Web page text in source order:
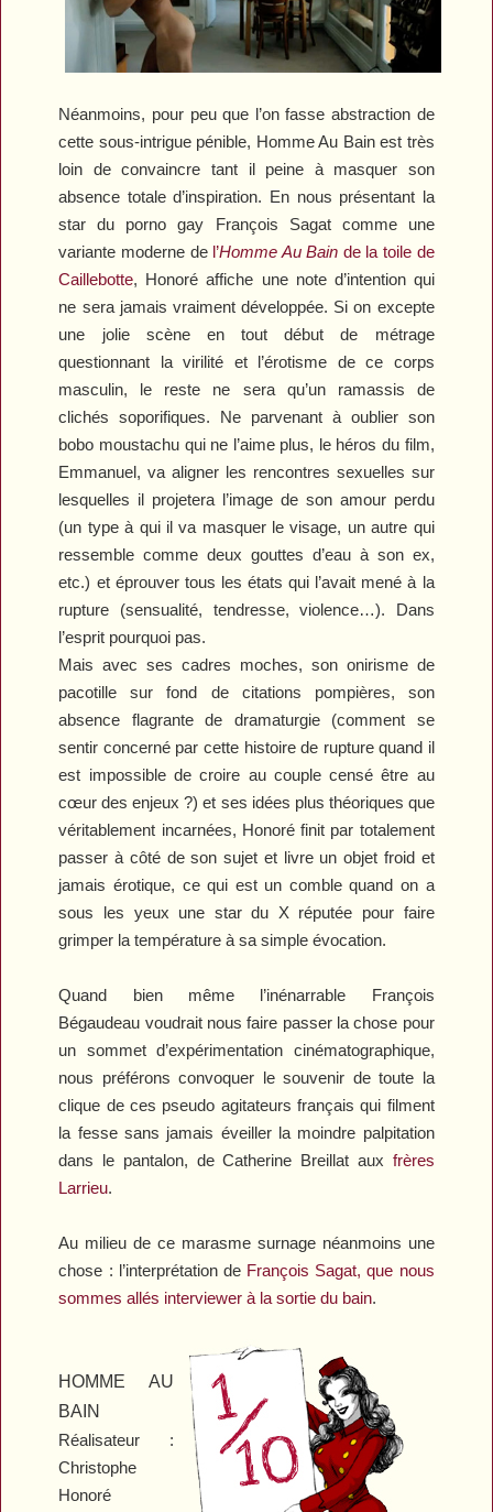
Néanmoins, pour peu que l’on fasse abstraction de
cette sous-intrigue pénible, Homme Au Bainest très
loin de convaincre tant il peine à masquer son
absence totale d’inspiration. En nous présentant la
star du porno gay François Sagat comme une
variante moderne de l’Homme Au Bain de la toile de
Caillebotte, Honoré affiche une note d’intention qui
ne sera jamais vraiment développée. Si on excepte
une jolie scène en tout début de métrage
questionnant la virilité et l’érotisme de ce corps
masculin, le reste ne sera qu’un ramassis de
clichés soporifiques. Ne parvenant à oublier son
bobo moustachu qui ne l’aime plus, le héros du film,
Emmanuel, va aligner les rencontres sexuelles sur
lesquelles il projetera l’image de son amour perdu
(un type à qui il va masquer le visage, un autre qui
ressemble comme deux gouttes d’eau à son ex,
etc.) et éprouver tous les états qui l’avait mené à la
rupture (sensualité, tendresse, violence…). Dans
l’esprit pourquoi pas.
Mais avec ses cadres moches, son onirisme de
pacotille sur fond de citations pompières, son
absence flagrante de dramaturgie (comment se
sentir concerné par cette histoire de rupture quand il
est impossible de croire au couple censé être au
cœur des enjeux ?) et ses idées plus théoriques que
véritablement incarnées, Honoré finit par totalement
passer à côté de son sujet et livre un objet froid et
jamais érotique, ce qui est un comble quand on a
sous les yeux une star du X réputée pour faire
grimper la température à sa simple évocation.
Quand bien même l’inénarrable François
Bégaudeau voudrait nous faire passer la chose pour
un sommet d’expérimentation cinématographique,
nous préférons convoquer le souvenir de toute la
clique de ces pseudo agitateurs français qui filment
la fesse sans jamais éveiller la moindre palpitation
dans le pantalon, de Catherine Breillat aux frères
Larrieu.
Au milieu de ce marasme surnage néanmoins une
chose : l’interprétation de François Sagat, que nous
sommes allés interviewer à la sortie du bain.
HOMME AU
BAIN
Réalisateur :
Christophe
Honoré